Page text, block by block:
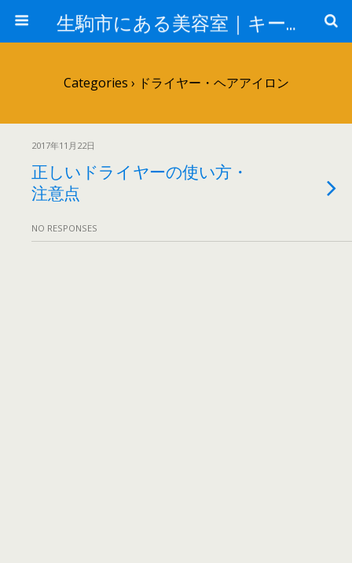
生駒市にある美容室｜キールヘアー
Categories › ドライヤー・ヘアアイロン
2017年11月22日
正しいドライヤーの使い方・
注意点
NO RESPONSES